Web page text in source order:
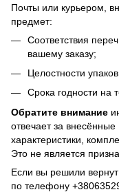
Почты или курьером,
предмет:
Соответствия
вашему заказу;
Целостности
Срока годности на
Обратите внимание
отвечает за
характеристики,
Это не является
Если вы решили
по телефону +380